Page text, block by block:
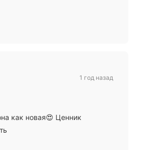
как новая😍 Ценник
1 год назад